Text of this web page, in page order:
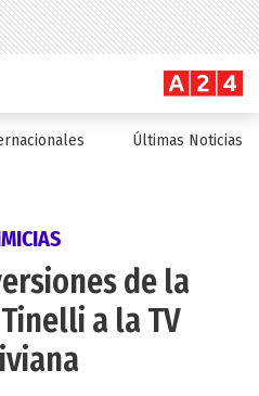
Últimas Noticias
de la
a la TV